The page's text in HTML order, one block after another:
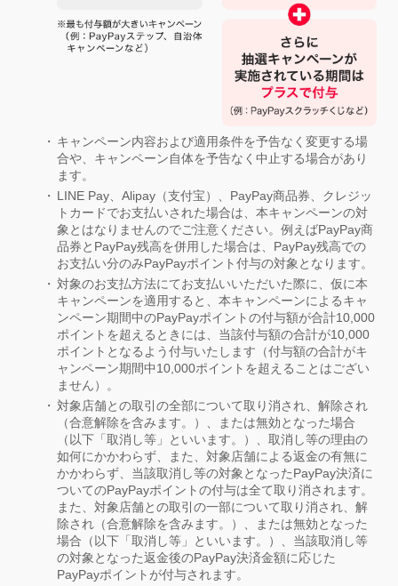
キャンペーン内容および適用条件を予告なく変更する場
合や、キャンペーン自体を予告なく中止する場合があり
ます。
LINE Pay、Alipay（支付宝）、PayPay商品券、クレジッ
トカードでお支払いされた場合は、本キャンペーンの対
象とはなりませんのでご注意ください。例えばPayPay商
品券とPayPay残高を併用した場合は、PayPay残高での
お支払い分のみPayPayポイント付与の対象となります。
対象のお支払方法にてお支払いいただいた際に、仮に本
キャンペーンを適用すると、本キャンペーンによるキャ
ンペーン期間中のPayPayポイントの付与額が合計10,000
ポイントを超えるときには、当該付与額の合計が10,000
ポイントとなるよう付与いたします（付与額の合計がキ
ャンペーン期間中10,000ポイントを超えることはござい
ません）。
対象店舗との取引の全部について取り消され、解除され
（合意解除を含みます。）、または無効となった場合
（以下「取消し等」といいます。）、取消し等の理由の
如何にかかわらず、また、対象店舗による返金の有無に
かかわらず、当該取消し等の対象となったPayPay決済に
ついてのPayPayポイントの付与は全て取り消されます。
また、対象店舗との取引の一部について取り消され、解
除され（合意解除を含みます。）、または無効となった
場合（以下「取消し等」といいます。）、当該取消し等
の対象となった返金後のPayPay決済金額に応じた
PayPayポイントが付与されます。